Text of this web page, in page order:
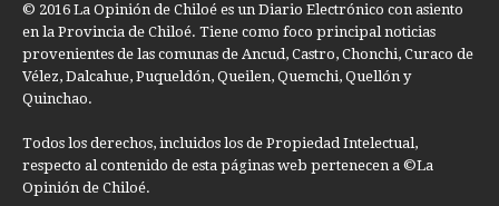
© 2016 La Opinión de Chiloé es un Diario Electrónico con asiento
en la Provincia de Chiloé. Tiene como foco principal noticias
provenientes de las comunas de Ancud, Castro, Chonchi, Curaco de
Vélez, Dalcahue, Puqueldón, Queilen, Quemchi, Quellón y
Quinchao.
Todos los derechos, incluidos los de Propiedad Intelectual,
respecto al contenido de esta páginas web pertenecen a ©La
Opinión de Chiloé.